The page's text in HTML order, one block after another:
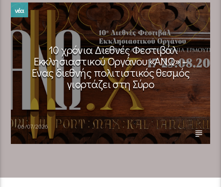
νέα
10 χρόνια Διεθνές Φεστιβάλ
Εκκλησιαστικού Οργάνου «ΑΝΩ» –
Ένας διεθνής πολιτιστικός θεσμός
γιορτάζει στη Σύρο​
06/07/2026